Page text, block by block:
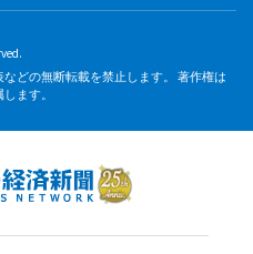
どの無断転載を禁止します。 著作権は
ます。